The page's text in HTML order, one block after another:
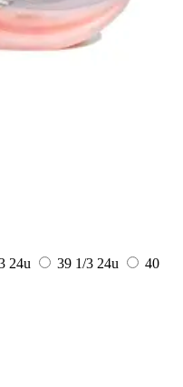
24u 39 1/3 24u
40